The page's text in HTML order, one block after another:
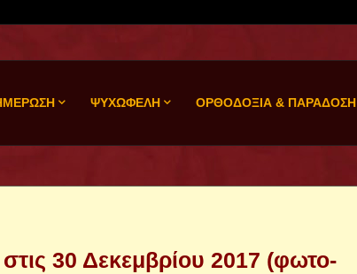
ΨΥΧΩΦΕΛΗ ΟΡΘΟΔΟΞΙΑ & ΠΑΡΑΔΟΣΗ
30 Δεκεμβρίου 2017 (φωτο-